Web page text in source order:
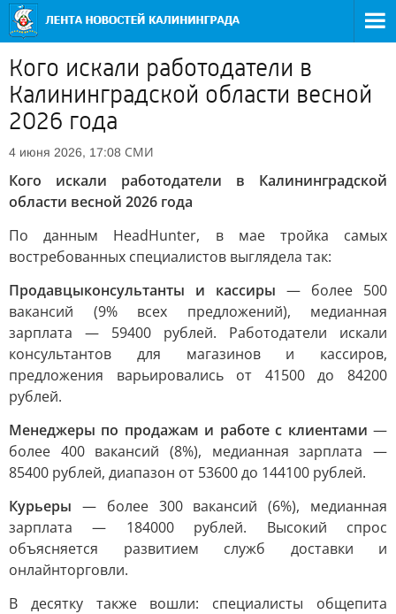
Кого искали работодатели в
Калининградской области весной
2026 года
4 июня 2026, 17:08 СМИ
Кого искали работодатели в Калининградской
области весной 2026 года
По данным HeadHunter, в мае тройка самых
востребованных специалистов выглядела так:
Продавцыконсультанты и кассиры — более 500
вакансий (9% всех предложений), медианная
зарплата — 59400 рублей. Работодатели искали
консультантов для магазинов и кассиров,
предложения варьировались от 41500 до 84200
рублей.
Менеджеры по продажам и работе с клиентами —
более 400 вакансий (8%), медианная зарплата —
85400 рублей, диапазон от 53600 до 144100 рублей.
Курьеры — более 300 вакансий (6%), медианная
зарплата — 184000 рублей. Высокий спрос
объясняется развитием служб доставки и
онлайнторговли.
В десятку также вошли: специалисты общепита